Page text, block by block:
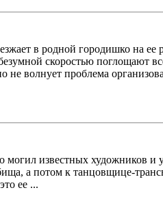
в родной городишко на ее
скоростью поглощают
не вол­нует проблема
известных художников и
а потом к танцовщице-
ее ...